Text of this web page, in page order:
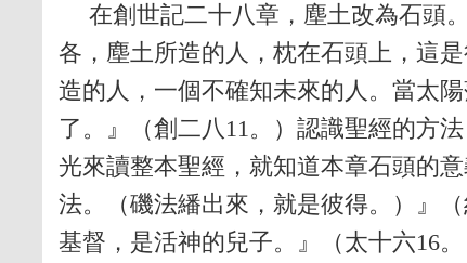
在創世記二十八章，塵土改為石頭
各，塵土所造的人，枕在石頭上，這
造的人，一個不確知未來的人。當太
了。』（創二八11。）認識聖經的方
光來讀整本聖經，就知道本章石頭的
法。（磯法繙出來，就是彼得。）』
基督，是活神的兒子。』（太十六16